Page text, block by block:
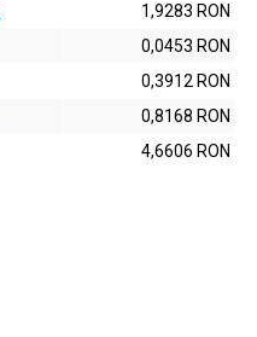
1,9283 RON
0,0453 RON
0,3912 RON
0,8168 RON
4,6606 RON